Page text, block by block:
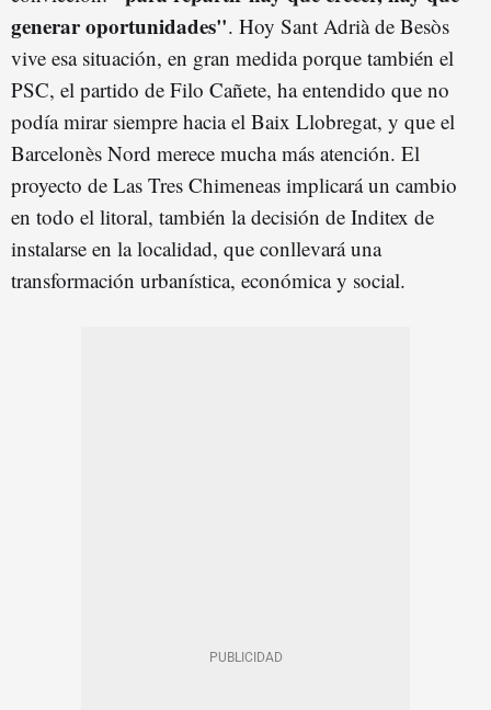
generar oportunidades". Hoy Sant Adrià de Besòs
vive esa situación, en gran medida porque también el
PSC, el partido de Filo Cañete, ha entendido que no
podía mirar siempre hacia el Baix Llobregat, y que el
Barcelonès Nord merece mucha más atención. El
proyecto de Las Tres Chimeneas implicará un cambio
en todo el litoral, también la decisión de Inditex de
instalarse en la localidad, que conllevará una
transformación urbanística, económica y social.